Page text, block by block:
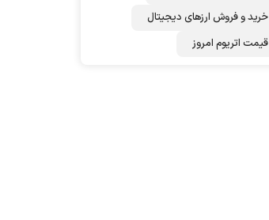
خرید و فروش ارزهای دیجیتال
قیمت اتریوم امروز